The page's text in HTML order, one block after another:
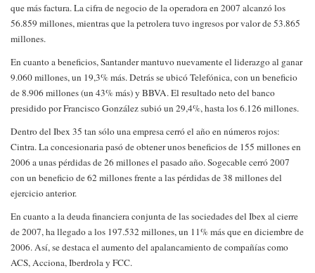
que más factura. La cifra de negocio de la operadora en 2007 alcanzó los
56.859 millones, mientras que la petrolera tuvo ingresos por valor de 53.865
millones.
En cuanto a beneficios, Santander mantuvo nuevamente el liderazgo al ganar
9.060 millones, un 19,3% más. Detrás se ubicó Telefónica, con un beneficio
de 8.906 millones (un 43% más) y BBVA. El resultado neto del banco
presidido por Francisco González subió un 29,4%, hasta los 6.126 millones.
Dentro del Ibex 35 tan sólo una empresa cerró el año en números rojos:
Cintra. La concesionaria pasó de obtener unos beneficios de 155 millones en
2006 a unas pérdidas de 26 millones el pasado año. Sogecable cerró 2007
con un beneficio de 62 millones frente a las pérdidas de 38 millones del
ejercicio anterior.
En cuanto a la deuda financiera conjunta de las sociedades del Ibex al cierre
de2007, ha llegado a los 197.532 millones, un 11% más que en diciembre de
2006.Así, se destaca el aumento del apalancamiento de compañías como
ACS, Acciona, Iberdrola y FCC.